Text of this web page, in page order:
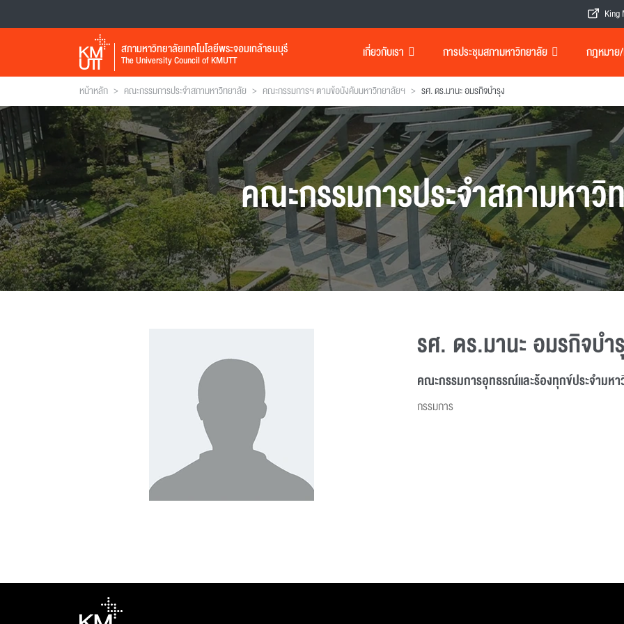
King
สภามหาวิทยาลัยเทคโนโลยีพระจอมเกล้าธนบุรี
The University Council of KMUTT เกี่ยวกับเรา การประชุมสภามหาวิทยาลัย กฎหมาย/
หน้าหลัก > คณะกรรมการประจำสภามหาวิทยาลัย > คณะกรรมการฯ ตามข้อบังคับมหาวิทยาลัยฯ > รศ. ดร.มานะ อมรกิจบำรุง
คณะกรรมการประจำสภามหา
รศ. ดร.มานะ อมรกิจบำ
คณะกรรมการอุทธรณ์และร้องทุกข์ประจำมห
กรรมการ